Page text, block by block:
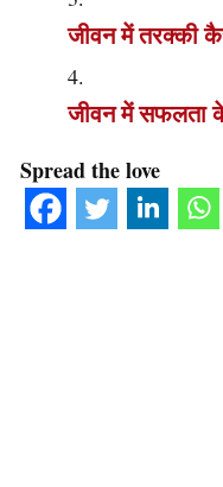
जीवन में तरक्की
जीवन में सफलता
Spread the love